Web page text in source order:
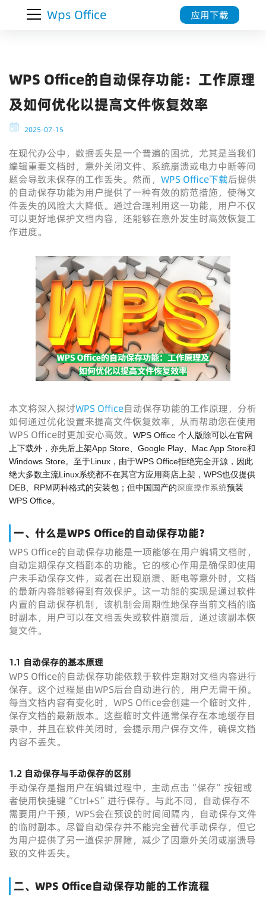
Wps Office 应用下载
WPS Office的自动保存功能：工作原理
及如何优化以提高文件恢复效率
2025-07-15
在现代办公中，数据丢失是一个普遍的困扰，尤其是当我们
编辑重要文档时，意外关闭文件、系统崩溃或电力中断等问
题会导致未保存的工作丢失。然而， WPS Office下载后提供
的自动保存功能为用户提供了一种有效的防范措施，使得文
件丢失的风险大大降低。通过合理利用这一功能，用户不仅
可以更好地保护文档内容，还能够在意外发生时高效恢复工
作进度。
本文将深入探讨WPS Office自动保存功能的工作原理，分析
如何通过优化设置来提高文件恢复效率，从而帮助您在使用
WPS Office时更加安心高效。
WPS Office 个人版除可以在官网
上下载外，亦先后上架App Store、Google Play、Mac App Store和
Windows Store。至于Linux，由于WPS Office拒绝完全开源，因此
绝大多数主流Linux系统都不在其官方应用商店上架，WPS也仅提供
DEB、RPM两种格式的安装包；但中国国产的深度操作系统预装
WPS Office。
一、什么是WPS Office的自动保存功能？
WPS Office的自动保存功能是一项能够在用户编辑文档时，
自动定期保存文档副本的功能。它的核心作用是确保即使用
户未手动保存文件，或者在出现崩溃、断电等意外时，文档
的最新内容能够得到有效保护。这一功能的实现是通过软件
内置的自动保存机制，该机制会周期性地保存当前文档的临
时副本，用户可以在文档丢失或软件崩溃后，通过该副本恢
复文件。
1.1 自动保存的基本原理
WPS Office的自动保存功能依赖于软件定期对文档内容进行
保存。这个过程是由WPS后台自动进行的，用户无需干预。
每当文档内容有变化时，WPS Office会创建一个临时文件，
保存文档的最新版本。这些临时文件通常保存在本地缓存目
录中，并且在软件关闭时，会提示用户保存文件，确保文档
内容不丢失。
1.2 自动保存与手动保存的区别
手动保存是指用户在编辑过程中，主动点击“保存”按钮或
者使用快捷键“Ctrl+S”进行保存。与此不同，自动保存不
需要用户干预，WPS会在预设的时间间隔内，自动保存文件
的临时副本。尽管自动保存并不能完全替代手动保存，但它
为用户提供了另一道保护屏障，减少了因意外关闭或崩溃导
致的文件丢失。
二、WPS Office自动保存功能的工作流程